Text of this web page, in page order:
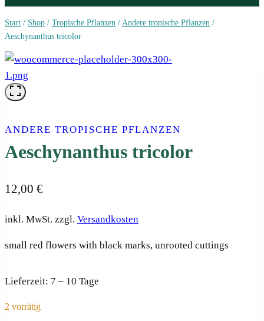
Start / Shop / Tropische Pflanzen / Andere tropische Pflanzen /
Aeschynanthus tricolor
ANDERE TROPISCHE PFLANZEN
Aeschynanthus tricolor
12,00 €
inkl. MwSt. zzgl. Versandkosten
small red flowers with black marks, unrooted cuttings
Lieferzeit: 7 – 10 Tage
2 vorrätig